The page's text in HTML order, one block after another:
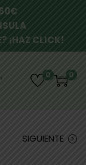
¡HAZ CLICK!
0 0
SIGUIENTE